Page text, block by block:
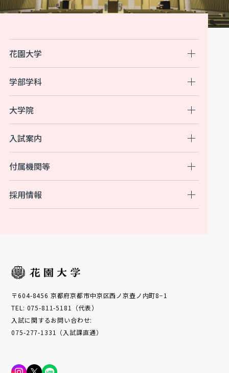
花園大学
入試案内
付属機関等
学部学科
大学院
採用情報
〒604-8456 京都府京都市中京区西ノ京壺ノ内町8−1
TEL: 075-811-5181（代表）
入試に関するお問い合わせ:
075-277-1331（入試課直通）